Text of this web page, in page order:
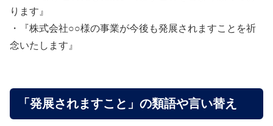
ります』
・『株式会社○○様の事業が今後も発展されますことを祈
念いたします』
「発展されますこと」の類語や言い替え